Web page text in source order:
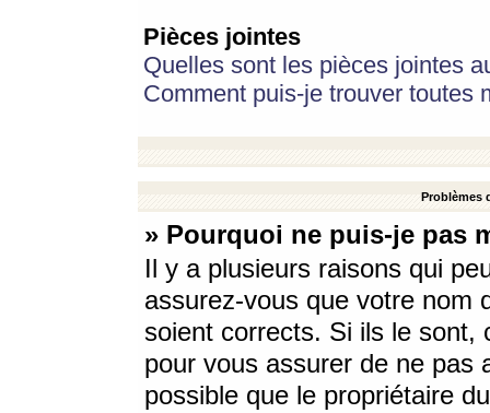
Pièces jointes
Quelles sont les pièces jointes
Comment puis-je trouver toutes
Problèmes
» Pourquoi ne puis-je pas
Il y a plusieurs raisons qui
assurez-vous que votre nom
soient corrects. Si ils le sont,
pour vous assurer de ne pas
possible que le propriétaire